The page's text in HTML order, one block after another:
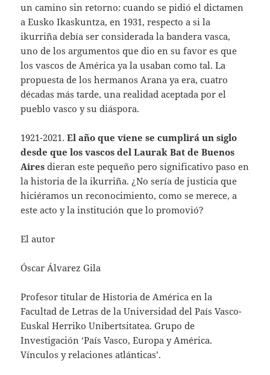
un camino sin retorno: cuando se pidió el dictamen
a Eusko Ikaskuntza, en 1931, respecto a si la
ikurriña debía ser considerada la bandera vasca,
uno de los argumentos que dio en su favor es que
los vascos de América ya la usaban como tal. La
propuesta de los hermanos Arana ya era, cuatro
décadas más tarde, una realidad aceptada por el
pueblo vasco y su diáspora.
1921-2021.El año que viene se cumplirá un siglo
desde que los vascos del Laurak Bat de Buenos
Aires dieran este pequeño pero significativo paso en
la historia de la ikurriña. ¿No sería de justicia que
hiciéramos un reconocimiento, como se merece, a
este acto y la institución que lo promovió?
El autor
Óscar Álvarez Gila
Profesor titular de Historia de América en la
Facultad de Letras de la Universidad del País Vasco-
Euskal Herriko Unibertsitatea. Grupo de
Investigación ‘País Vasco, Europa y América.
Vínculos y relaciones atlánticas’.